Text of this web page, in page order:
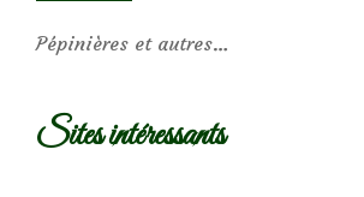
Pépinières et autres…
Sites intéressants